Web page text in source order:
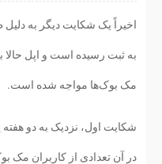
اخیراً یک شکایت دیگر به دلیل
به ثبت رسیده است و اپل حالا
مک بوک‌ها مواجه شده است.
شکایت اول، نزدیک به دو
در آن تعدادی از کاربران مک